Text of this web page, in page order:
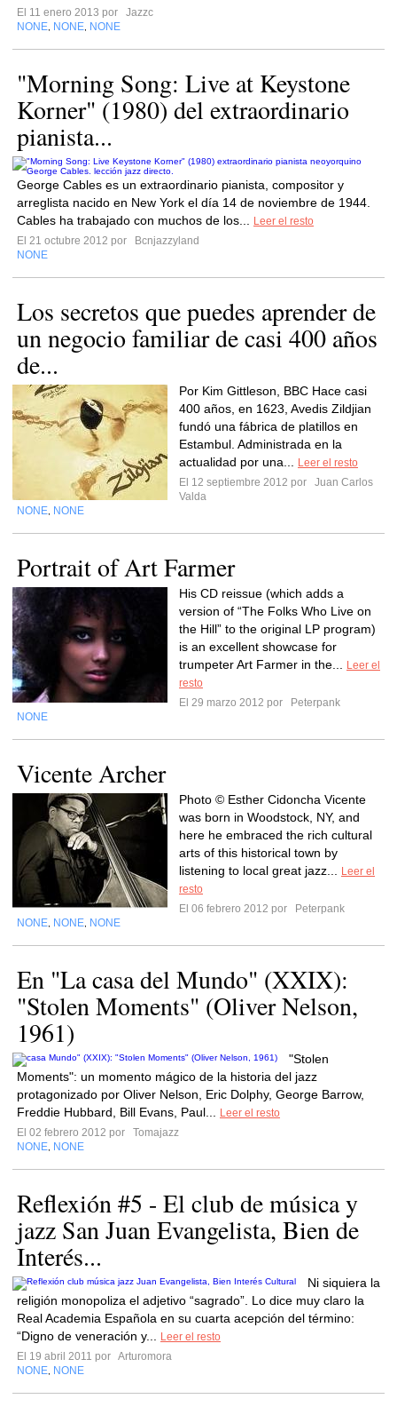
El 11 enero 2013 por
Jazzc
NONE NONE NONE
"Morning Song: Live at Keystone
Korner" (1980) del extraordinario
pianista...
George Cables es un extraordinario pianista, compositor y
arreglista nacido en New York el día 14 de noviembre de 1944.
Cables ha trabajado con muchos de los...
Leer el resto
El 21 octubre 2012 por
Bcnjazzyland
NONE
Los secretos que puedes aprender de
un negocio familiar de casi 400 años
de...
Por Kim Gittleson, BBC Hace casi
400 años, en 1623, Avedis Zildjian
fundó una fábrica de platillos en
Estambul. Administrada en la
actualidad por una...
Leer el resto
El 12 septiembre 2012 por
Juan Carlos
Valda
NONE NONE
Portrait of Art Farmer
His CD reissue (which adds a
version of “The Folks Who Live on
the Hill” to the original LP program)
is an excellent showcase for
trumpeter Art Farmer in the...
Leer el
resto
El 29 marzo 2012 por
Peterpank
NONE
Vicente Archer
Photo © Esther Cidoncha Vicente
was born in Woodstock, NY, and
here he embraced the rich cultural
arts of this historical town by
listening to local great jazz...
Leer el
resto
El 06 febrero 2012 por
Peterpank
NONE NONE NONE
En "La casa del Mundo" (XXIX):
"Stolen Moments" (Oliver Nelson,
1961)
"Stolen
Moments": un momento mágico de la historia del jazz
protagonizado por Oliver Nelson, Eric Dolphy, George Barrow,
Freddie Hubbard, Bill Evans, Paul...
Leer el resto
El 02 febrero 2012 por
Tomajazz
NONE NONE
Reflexión #5 - El club de música y
jazz San Juan Evangelista, Bien de
Interés...
Ni siquiera la
religión monopoliza el adjetivo “sagrado”. Lo dice muy claro la
Real Academia Española en su cuarta acepción del término:
“Digno de veneración y...
Leer el resto
El 19 abril 2011 por Arturomora
NONE NONE